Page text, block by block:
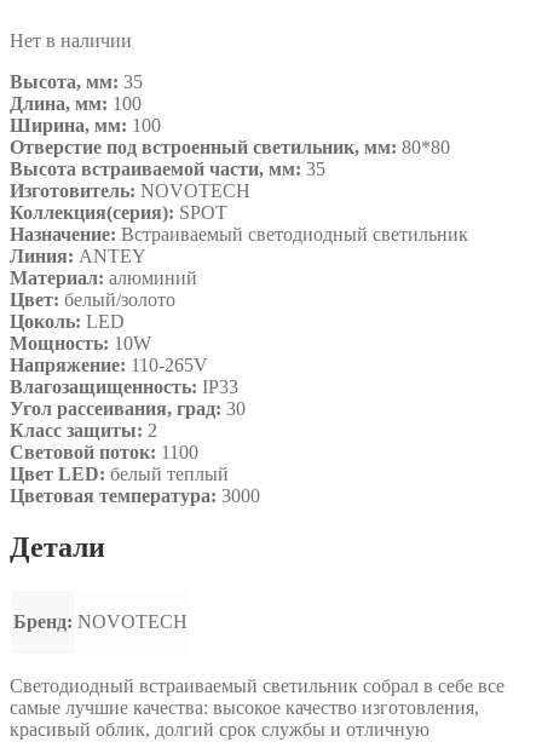
Нет в наличии
Высота, мм: 35
Длина, мм: 100
Ширина, мм: 100
Отверстие под встроенный светильник, мм: 80*80
Высота встраиваемой части, мм: 35
Изготовитель: NOVOTECH
Коллекция(серия): SPOT
Назначение: Встраиваемый светодиодный светильник
Линия: ANTEY
Материал: алюминий
Цвет: белый/золото
Цоколь: LED
Мощность: 10W
Напряжение: 110-265V
Влагозащищенность: IP33
Угол рассеивания, град: 30
Класс защиты: 2
Световой поток: 1100
Цвет LED: белый теплый
Цветовая температура: 3000
Детали
Бренд: NOVOTECH
Светодиодный встраиваемый светильник собрал в себе все
самые лучшие качества: высокое качество изготовления,
красивый облик, долгий срок службы и отличную